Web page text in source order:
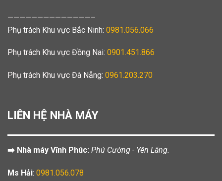
——————————————–
Phụ trách Khu vực Bắc Ninh: 0981.056.066
Phụ trách Khu vực Đồng Nai: 0901.451.866
Phụ trách Khu vực Đà Nẵng: 0961.203.270
LIÊN HỆ NHÀ MÁY
➡️ Nhà máy Vĩnh Phúc: Phú Cường - Yên Lãng.
Ms Hải: 0981.056.078